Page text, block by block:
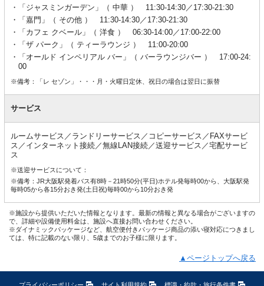
「ジャスミンガーデン」（ 中華 ） 11:30-14:30／17:30-21:30
「嘉門」（ その他 ） 11:30-14:30／17:30-21:30
「カフェ クベール」（ 洋食 ） 06:30-14:00／17:00-22:00
「ザ パーク」（ ティーラウンジ ） 11:00-20:00
「オールド インペリアル バー」（ バーラウンジバー ） 17:00-24:
00
※備考：「レ セゾン」・・・月・火曜日定休、祝日の場合は翌日に振替
サービス
ルームサービス／ランドリーサービス／コピーサービス／FAXサービ
ス／インターネット接続／無線LAN接続／送迎サービス／宅配サービ
ス
※送迎サービスについて：
※備考：JR大阪駅発着バス有8時－21時50分(平日)ホテル発毎時00から、大阪駅発
毎時05から各15分おき発(土日祝)毎時00から10分おき発
※施設から提供いただいた情報となります。最新の情報と異なる場合がございますの
で、詳細や設備使用料金は、施設へ直接お問い合わせください。
※ダイナミックパッケージなど、航空便付きパッケージ商品の添い寝対応につきまし
ては、特に記載のない限り、5歳までのお子様に限ります。
▲ページトップへ戻る